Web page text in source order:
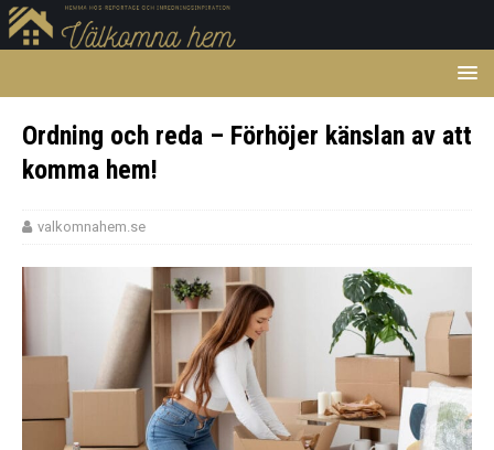
Ordning och reda – Förhöjer känslan av att
komma hem!
valkomnahem.se